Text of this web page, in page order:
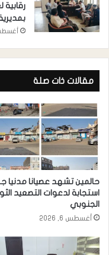
أغسطس 5,
مقالات ذات صلة
حالمين تشهد عصيانا مدنيا
استجابة لدعوات التصعيد
الجنوبي
أغسطس 6, 2026